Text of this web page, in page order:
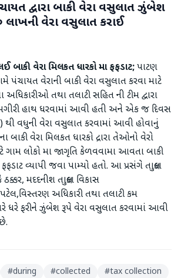
દ્વારા બાકી વેરા વસુલાત ઝુંબેશ
લાખની વેરા વસુલાત કરાઈ
બાકી વેરા મિલકત ધારકો મા ફફડાટ;પાટણ
પંચાયત વેરાની બાકી વેરા વસુલાત કરવા માટે
અધિકારીઓ તથા તલાટી સહિત ની ટીમ દ્વારા
હાથ ધરવામાં આવી હતી અને એક જ દિવસ
થી વધુની વેરા વસુલાત કરવામાં આવી હોવાનું
બાકી વેરા મિલકત ધારકો દ્રારા તેઓનો વેરો
લોકો મા જાગૃતિ કેળવવામા આવતા બાકી
વ્યાપી જવા પામ્યો હતો. આ પ્રસંગે તાલુકા
મદદનીશ તાલુકા વિકાસ
અધિકારી તથા તલાટી કમ
ધરે ધરે ફરીને ઝુંબેશ રૂપે વેરા વસુલાત કરવામાં આવી
#during #collected #tax collection